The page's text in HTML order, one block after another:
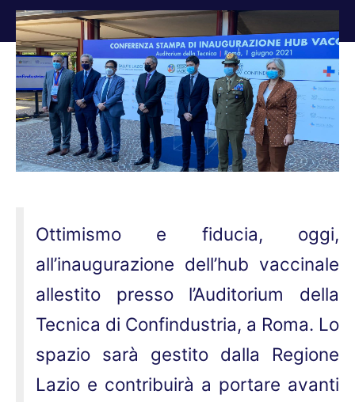
Tu sei qui:
Ottimismo e fiducia, oggi,
all’inaugurazione dell’hub vaccinale
allestito presso l’Auditorium della
Tecnica di Confindustria, a Roma. Lo
spazio sarà gestito dalla Regione
Lazio e contribuirà a portare avanti